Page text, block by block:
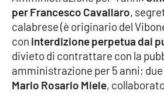
Politica
Sanità
Società
per Francesco Cavallaro,
calabrese (è originario del
con interdizione perpetua dai
divieto di contrattare con la
amministrazione per 5 anni;
Mario Rosario Miele,